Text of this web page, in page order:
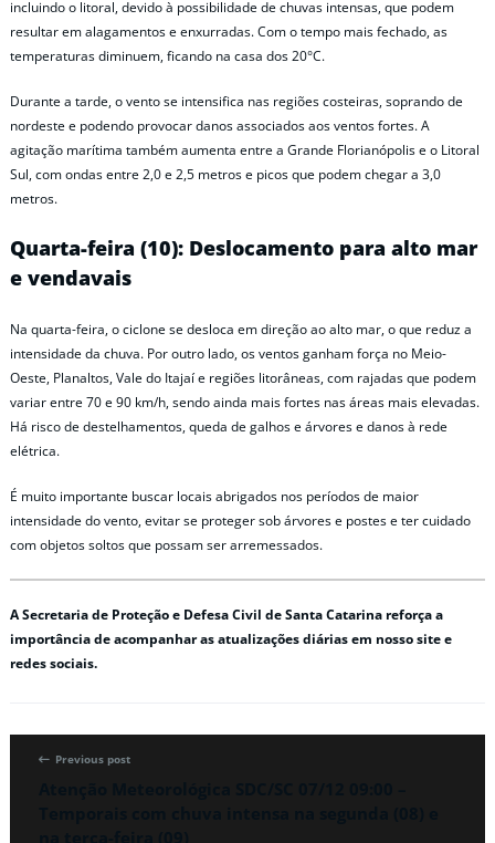
incluindo o litoral, devido à possibilidade de chuvas intensas, que podem
resultar em alagamentos e enxurradas. Com o tempo mais fechado, as
temperaturas diminuem, ficando na casa dos 20°C.
Durante a tarde, o vento se intensifica nas regiões costeiras, soprando de
nordeste e podendo provocar danos associados aos ventos fortes. A
agitação marítima também aumenta entre a Grande Florianópolis e o Litoral
Sul, com ondas entre 2,0 e 2,5 metros e picos que podem chegar a 3,0
metros.
Quarta-feira (10): Deslocamento para alto mar
e vendavais
Na quarta-feira, o ciclone se desloca em direção ao alto mar, o que reduz a
intensidade da chuva. Por outro lado, os ventos ganham força no Meio-
Oeste, Planaltos, Vale do Itajaí e regiões litorâneas, com rajadas que podem
variar entre 70 e 90 km/h, sendo ainda mais fortes nas áreas mais elevadas.
Há risco de destelhamentos, queda de galhos e árvores e danos à rede
elétrica.
É muito importante buscar locais abrigados nos períodos de maior
intensidade do vento, evitar se proteger sob árvores e postes e ter cuidado
com objetos soltos que possam ser arremessados.
A Secretaria de Proteção e Defesa Civil de Santa Catarina reforça a
importância de acompanhar as atualizações diárias em nosso site e
redes sociais.
Previous post